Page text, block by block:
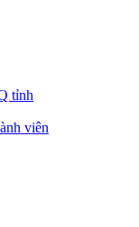
tỉnh
viên